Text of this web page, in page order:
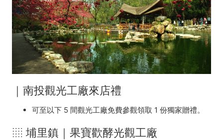
｜南投觀光工廠來店禮
可至以下 5 間觀光工廠免費參觀領取 1 份獨家贈禮。
░ 埔里鎮｜果寶歡酵光觀工廠